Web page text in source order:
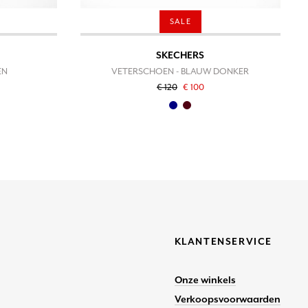
SALE
SKECHERS
VETERSCHOEN - BLAUW DONKER
€ 120 € 100
KLANTENSERVICE
Onze winkels
Verkoopsvoorwaarden